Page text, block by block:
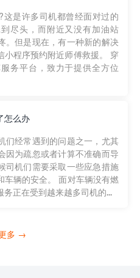
是许多司机都曾经面对过的
尽头，而附近又没有加油站
。但是现在，有一种新的解决
程序预约附近师傅救援。 穿
务平台，致力于提供全方位
怎么办
们经常遇到的问题之一，尤其
因为疏忽或者计算不准确而导
司机们需要采取一些应急措施
车辆的安全。 面对车辆没有燃
正在受到越来越多司机的...
多 →